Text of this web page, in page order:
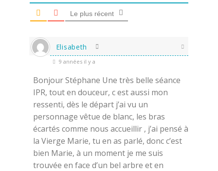
Le plus récent
Elisabeth
9 années il y a
Bonjour Stéphane Une très belle séance
IPR, tout en douceur, c est aussi mon
ressenti, dès le départ j’ai vu un
personnage vêtue de blanc, les bras
écartés comme nous accueillir , j’ai pensé à
la Vierge Marie, tu en as parlé, donc c’est
bien Marie, à un moment je me suis
trouvée en face d’un bel arbre et en